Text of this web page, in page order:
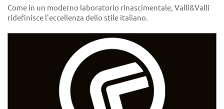
Come in un moderno laboratorio rinascimentale, Valli&Valli
ridefinisce l'eccellenza dello stile italiano.